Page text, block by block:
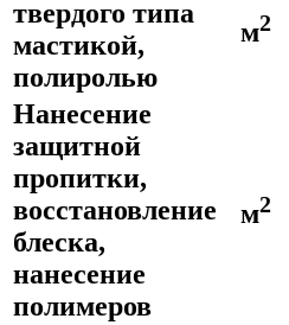
твердого типа
мастикой,
полиролью
м2
Нанесение
защитной
пропитки,
восстановление
блеска,
нанесение
полимеров
м2